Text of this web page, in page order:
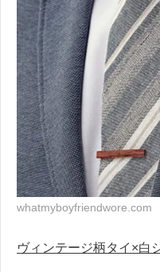
whatmyboyfriendwore.com
ヴィンテージ柄タイ×白